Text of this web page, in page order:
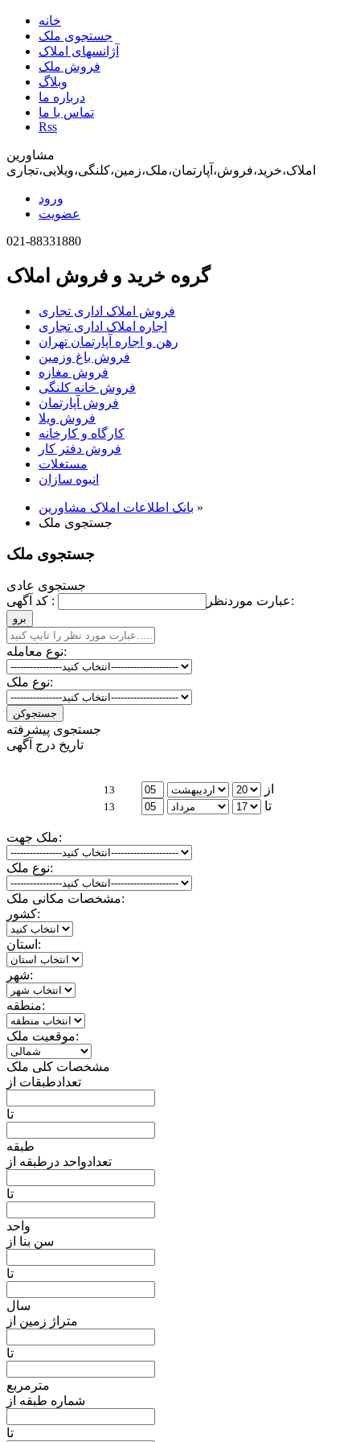
خانه
جستجوی ملک
آژانسهای املاک
فروش ملک
وبلاگ
درباره ما
تماس با ما
Rss
مشاورین
املاک،خرید،فروش،آپارتمان،ملک،زمین،کلنگی،ویلایی،تجاری
ورود
عضویت
021-88331880
گروه خرید و فروش املاک
فروش املاک اداری تجاری
اجاره املاک اداری تجاری
رهن و اجاره آپارتمان تهران
فروش باغ وزمین
فروش مغازه
فروش خانه کلنگی
فروش آپارتمان
فروش ویلا
کارگاه و کارخانه
فروش دفتر کار
مستغلات
انبوه سازان
بانک اطلاعات املاک مشاورين »
جستجوی ملک
جستجوی ملک
جستجوی عادی
کد آگهی :
عبارت موردنظر:
نوع معامله:
نوع ملک:
جستجوی پیشرفته
تاریخ درج آگهی
از 13
تا 13
ملک جهت:
نوع ملک:
مشخصات مکانی ملک:
کشور:
استان:
شهر:
منطقه:
موقعیت ملک:
مشخصات کلی ملک
تعدادطبقات از
تا
طبقه
تعدادواحد درطبقه از
تا
واحد
سن بنا از
تا
سال
متراژ زمین از
تا
مترمربع
شماره طبقه از
تا